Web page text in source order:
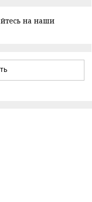
на наши